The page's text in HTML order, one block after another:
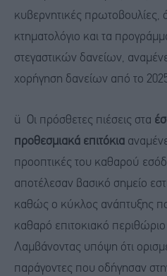
κυβερνητικές
κτηματολόγιο και τα
στεγαστικών δανείων,
χορήγηση δανείων από το
ü Οι πρόσθετες πιέσεις στα
προθεσμιακά επιτόκια
προοπτικές του καθαρού
αποτέλεσαν βασικό σημείο
καθώς ο κύκλος ανάπτυξης
καθαρό επιτοκιακό περιθώριο
Λαμβάνοντας υπόψη ότι
παράγοντες που οδήγησαν